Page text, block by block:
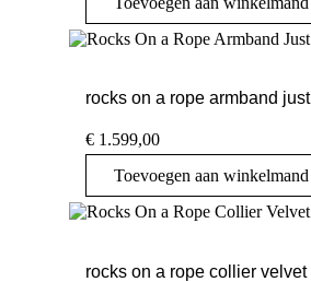
rocks on a rope armband
€ 1.599,00
Toevoegen aan winkelmand
rocks on a rope collier velvet